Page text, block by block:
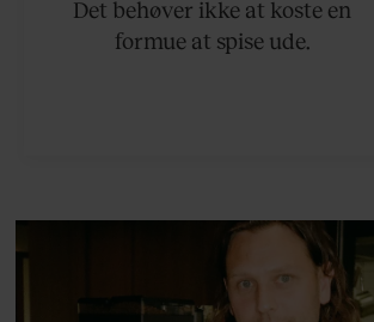
Det behøver ikke at koste en
formue at spise ude.